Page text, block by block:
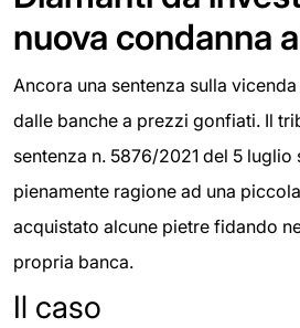
nuova condanna
Ancora una sentenza sulla
dalle banche a prezzi gonfiati. Il
sentenza n. 5876/2021 del 5 luglio
pienamente ragione ad una
acquistato alcune pietre fidando
propria banca.
Il caso